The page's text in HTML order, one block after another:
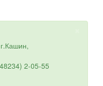
2-05-55